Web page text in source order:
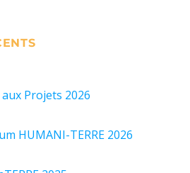
Projets 2026
HUMANI-TERRE 2026